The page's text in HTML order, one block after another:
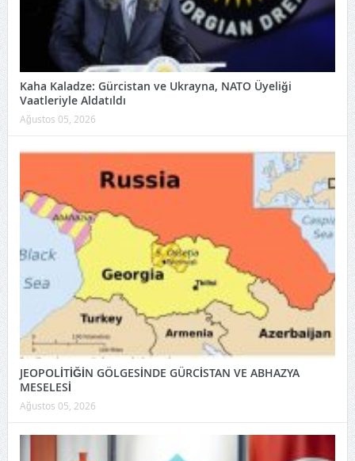
Kaha Kaladze: Gürcistan ve Ukrayna, NATO Üyeliği
Vaatleriyle Aldatıldı
Ağustos 05, 2026
JEOPOLİTİĞİN GÖLGESİNDE GÜRCİSTAN VE ABHAZYA
MESELESİ
Ağustos 05, 2026